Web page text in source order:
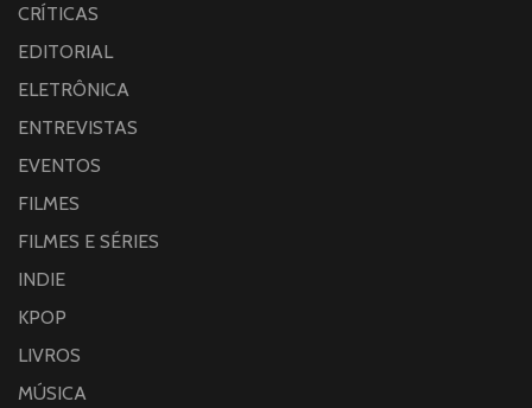
CRÍTICAS
EDITORIAL
ELETRÔNICA
ENTREVISTAS
EVENTOS
FILMES
FILMES E SÉRIES
INDIE
KPOP
LIVROS
MÚSICA